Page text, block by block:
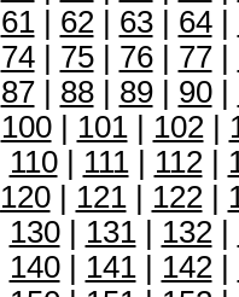
61| 62| 63| 64|
74| 75| 76| 77|
87| 88| 89| 90|
100| 101| 102|
110| 111| 112|
120| 121| 122|
130| 131| 132|
140| 141| 142|